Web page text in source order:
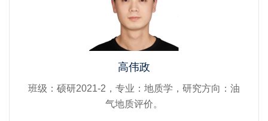
高伟政
班级：硕研2021-2，专业：地质学，研究方向：油
气地质评价。